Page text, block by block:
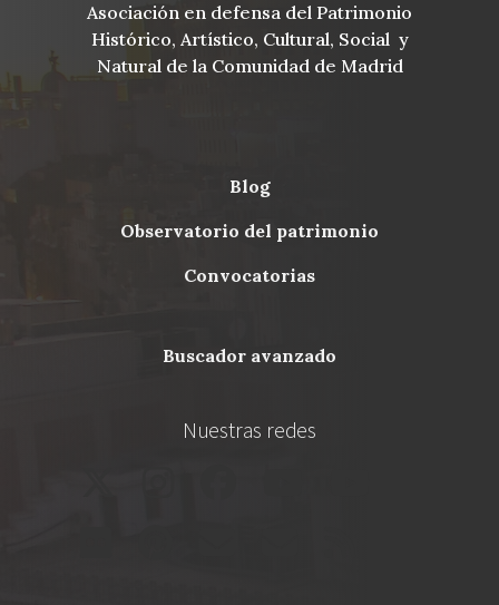
Asociación en defensa del Patrimonio
Histórico, Artístico, Cultural, Social y
Natural de la Comunidad de Madrid
Menu
blog
observatorio del patrimonio
convocatorias
buscador avanzado
Nuestras redes